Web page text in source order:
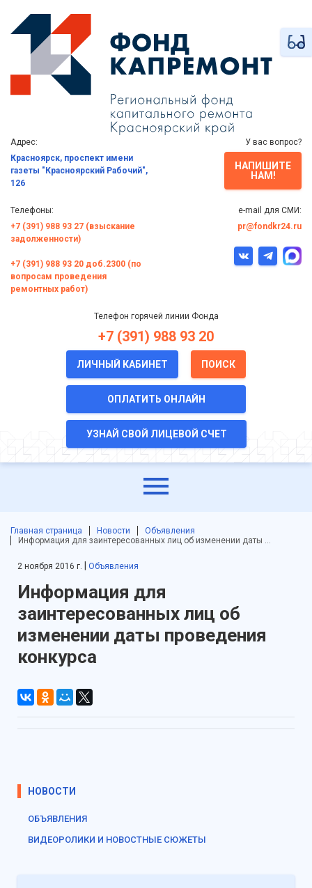
Адрес:
Красноярск, проспект имени
газеты "Красноярский Рабочий",
126
Телефоны:
+7 (391) 988 93 27 (взыскание
задолженности)
+7 (391) 988 93 20 доб.2300 (по
вопросам проведения
ремонтных работ)
У вас вопрос?
НАПИШИТЕ
НАМ!
e-mail для СМИ:
pr@fondkr24.ru
Телефон горячей линии Фонда
+7 (391) 988 93 20
ЛИЧНЫЙ КАБИНЕТ ПОИСК
ОПЛАТИТЬ ОНЛАЙН
УЗНАЙ СВОЙ ЛИЦЕВОЙ СЧЕТ
Главная страница Новости
Объявления
Информация для заинтересованных лиц об изменении даты …
2 ноября 2016 г. Объявления
Информация для
заинтересованных лиц об
изменении даты проведения
конкурса
НОВОСТИ
ОБЪЯВЛЕНИЯ
ВИДЕОРОЛИКИ И НОВОСТНЫЕ СЮЖЕТЫ